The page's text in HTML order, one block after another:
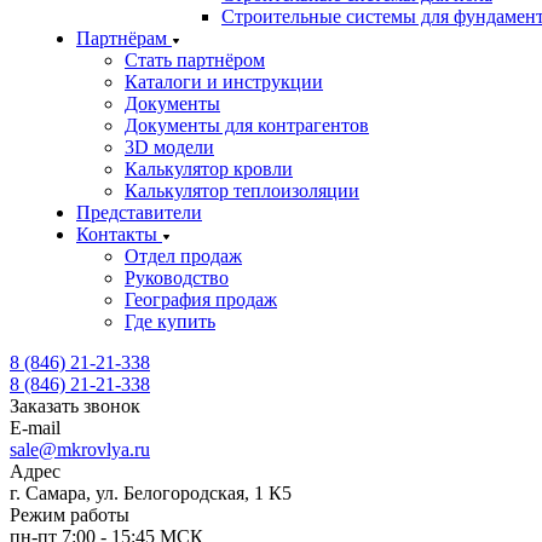
Строительные системы для
Партнёрам
Стать партнёром
Каталоги и инструкции
Документы
Документы для контрагентов
3D модели
Калькулятор кровли
Калькулятор теплоизоляции
Представители
Контакты
Отдел продаж
Руководство
География продаж
Где купить
8 (846) 21-21-338
8 (846) 21-21-338
Заказать звонок
E-mail
sale@mkrovlya.ru
Адрес
г. Самара, ул. Белогородская, 1 К5
Режим работы
пн-пт 7:00 - 15:45 МСК